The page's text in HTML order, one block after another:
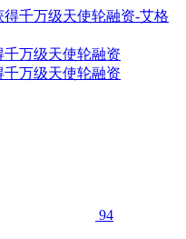
万级天使轮融资
万级天使轮融资
94